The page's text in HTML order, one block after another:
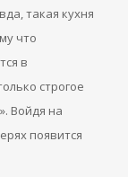
такая кухня
что
в
строгое
Войдя на
появится